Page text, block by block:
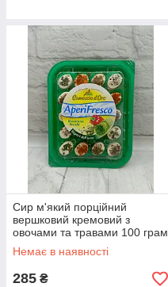
Сир м'який порційний
вершковий кремовий з
овочами та травами 100 грам
Італія
Немає в наявності
285 ₴